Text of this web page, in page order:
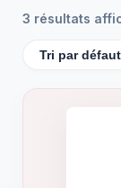
3 résultats